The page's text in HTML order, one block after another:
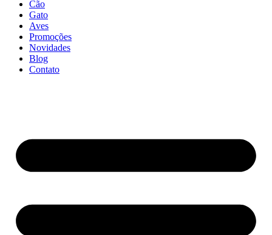
Cão
Gato
Aves
Promoções
Novidades
Blog
Contato